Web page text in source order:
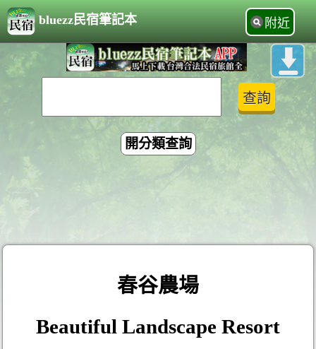
bluezz民宿筆記本 附近
開分類查詢
春谷農場
Beautiful Landscape Resort